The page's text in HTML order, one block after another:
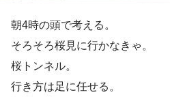
朝4時の頭で考える。
そろそろ桜見に行かなきゃ。
桜トンネル。
行き方は足に任せる。